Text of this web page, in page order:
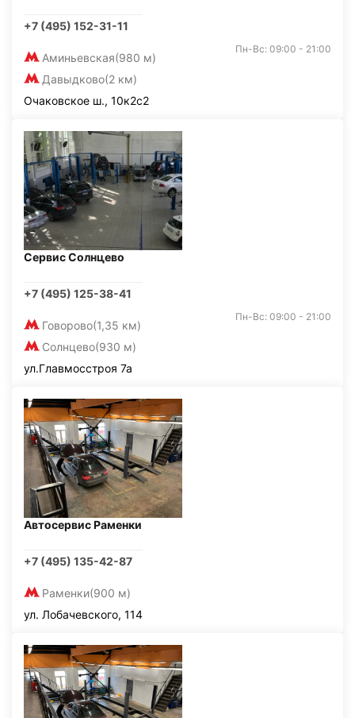
+7 (495) 152-31-11
Аминьевская(980 м)
Давыдково(2 км)
Пн-Вс: 09:00 - 21:00
Очаковское ш., 10к2с2
Сервис Солнцево
+7 (495) 125-38-41
Говорово(1,35 км)
Солнцево(930 м)
Пн-Вс: 09:00 - 21:00
ул.Главмосстроя 7а
Автосервис Раменки
+7 (495) 135-42-87
Раменки(900 м)
ул. Лобачевского, 114